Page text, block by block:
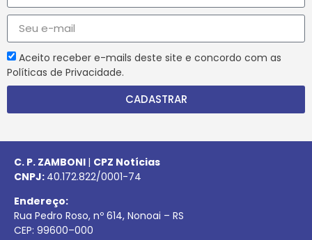
Aceito receber e-mails deste site e concordo com as
Políticas de Privacidade.
CADASTRAR
C. P. ZAMBONI | CPZ Notícias
CNPJ: 40.172.822/0001-74
Endereço:
Rua Pedro Roso, nº 614, Nonoai – RS
CEP: 99600–000